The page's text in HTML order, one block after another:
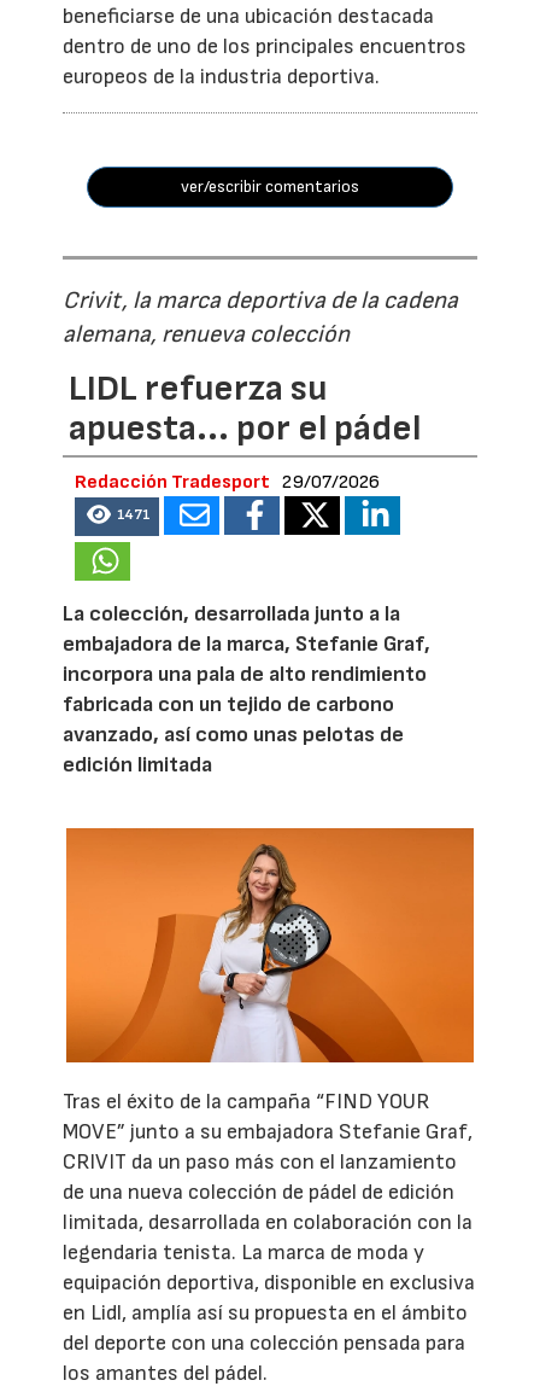
beneficiarse de una ubicación destacada
dentro de uno de los principales encuentros
europeos de la industria deportiva.
ver/escribir comentarios
Crivit, la marca deportiva de la cadena
alemana, renueva colección
LIDL refuerza su
apuesta... por el pádel
Redacción Tradesport 29/07/2026
1471
La colección, desarrollada junto a la
embajadora de la marca, Stefanie Graf,
incorpora una pala de alto rendimiento
fabricada con un tejido de carbono
avanzado, así como unas pelotas de
edición limitada
Tras el éxito de la campaña “FIND YOUR
MOVE” junto a su embajadora Stefanie Graf,
CRIVIT da un paso más con el lanzamiento
de una nueva colección de pádel de edición
limitada, desarrollada en colaboración con la
legendaria tenista. La marca de moda y
equipación deportiva, disponible en exclusiva
en Lidl, amplía así su propuesta en el ámbito
del deporte con una colección pensada para
los amantes del pádel.